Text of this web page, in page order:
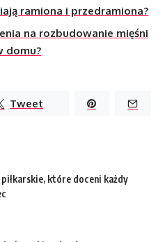
ramiona i przedramiona?
na rozbudowanie mięśni
domu?
Tweet
które doceni każdy